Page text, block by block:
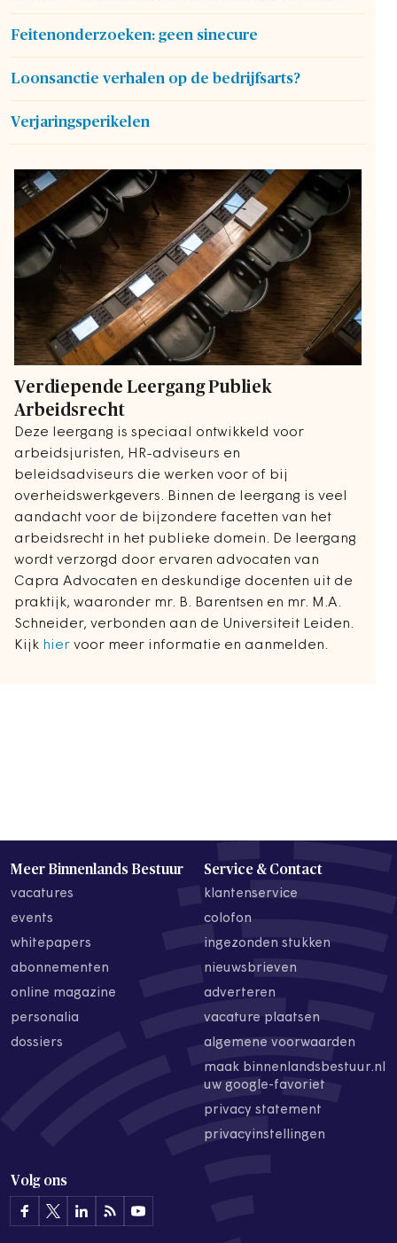
Feitenonderzoeken: geen sinecure
Loonsanctie verhalen op de bedrijfsarts?
Verjaringsperikelen
Verdiepende Leergang Publiek
Arbeidsrecht
Deze leergang is speciaal ontwikkeld voor
arbeidsjuristen, HR-adviseurs en
beleidsadviseurs die werken voor of bij
overheidswerkgevers. Binnen de leergang is veel
aandacht voor de bijzondere facetten van het
arbeidsrecht in het publieke domein. De leergang
wordt verzorgd door ervaren advocaten van
Capra Advocaten en deskundige docenten uit de
praktijk, waaronder mr. B. Barentsen en mr. M.A.
Schneider, verbonden aan de Universiteit Leiden.
Kijk hier voor meer informatie en aanmelden.
Meer Binnenlands Bestuur
vacatures
events
whitepapers
abonnementen
online magazine
personalia
dossiers
Service & Contact
klantenservice
colofon
ingezonden stukken
nieuwsbrieven
adverteren
vacature plaatsen
algemene voorwaarden
maak binnenlandsbestuur.nl
uw google-favoriet
privacy statement
privacyinstellingen
Volg ons